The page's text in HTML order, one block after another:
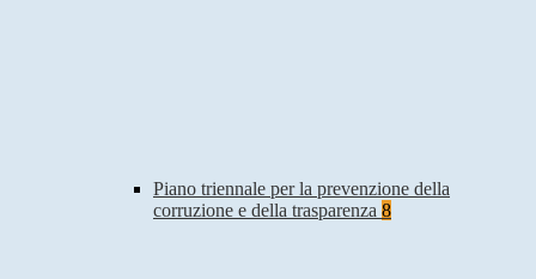
Piano triennale per la prevenzione della
corruzione e della trasparenza 8